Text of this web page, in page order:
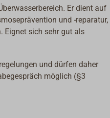
Er dient auf
und -reparatur,
Eignet sich sehr gut als
und dürfen daher
möglich (§3